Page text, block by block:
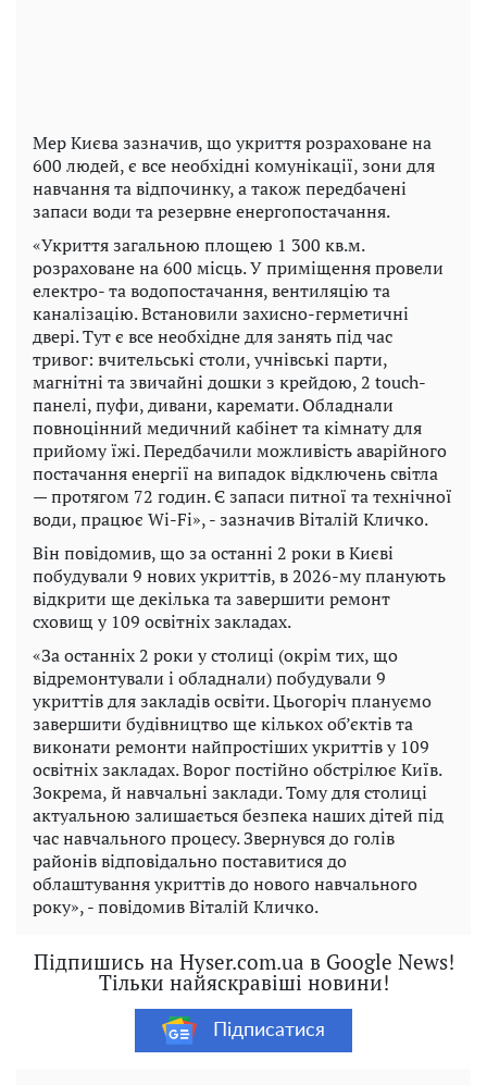
Мер Києва зазначив, що укриття розраховане на
600 людей, є все необхідні комунікації, зони для
навчання та відпочинку, а також передбачені
запаси води та резервне енергопостачання.
«Укриття загальною площею 1 300 кв.м.
розраховане на 600 місць. У приміщення провели
електро- та водопостачання, вентиляцію та
каналізацію. Встановили захисно-герметичні
двері. Тут є все необхідне для занять під час
тривог: вчительські столи, учнівські парти,
магнітні та звичайні дошки з крейдою, 2 touch-
панелі, пуфи, дивани, каремати. Обладнали
повноцінний медичний кабінет та кімнату для
прийому їжі. Передбачили можливість аварійного
постачання енергії на випадок відключень світла
— протягом 72 годин. Є запаси питної та технічної
води, працює Wi-Fi», - зазначив Віталій Кличко.
Він повідомив, що за останні 2 роки в Києві
побудували 9 нових укриттів, в 2026-му планують
відкрити ще декілька та завершити ремонт
сховищ у 109 освітніх закладах.
«За останніх 2 роки у столиці (окрім тих, що
відремонтували і обладнали) побудували 9
укриттів для закладів освіти. Цьогоріч плануємо
завершити будівництво ще кількох об’єктів та
виконати ремонти найпростіших укриттів у 109
освітніх закладах. Ворог постійно обстрілює Київ.
Зокрема, й навчальні заклади. Тому для столиці
актуальною залишається безпека наших дітей під
час навчального процесу. Звернувся до голів
районів відповідально поставитися до
облаштування укриттів до нового навчального
року», - повідомив Віталій Кличко.
Підпишись на Hyser.com.ua в Google News!
Тільки найяскравіші новини!
Підписатися